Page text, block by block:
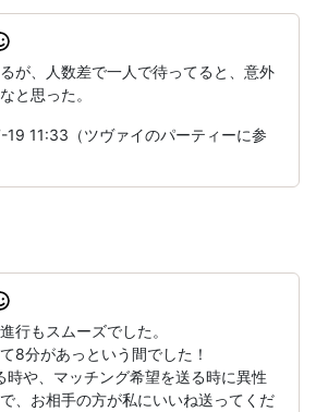
が、人数差で一人で待ってると、意外
と思った。
11:33（ツヴァイのパーティーに参
行もスムーズでした。
8分があっという間でした！
時や、マッチング希望を送る時に異性
、お相手の方が私にいいね送ってくだ